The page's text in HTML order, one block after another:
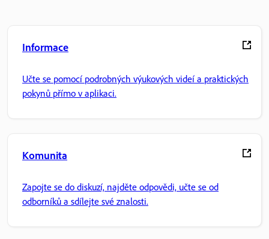
Informace
Učte se pomocí podrobných výukových videí a praktických
pokynů přímo v aplikaci.
Komunita
Zapojte se do diskuzí, najděte odpovědi, učte se od
odborníků a sdílejte své znalosti.